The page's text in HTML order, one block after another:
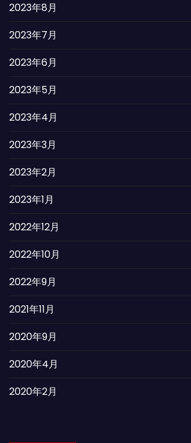
2023年8月
2023年7月
2023年6月
2023年5月
2023年4月
2023年3月
2023年2月
2023年1月
2022年12月
2022年10月
2022年9月
2021年11月
2020年9月
2020年4月
2020年2月